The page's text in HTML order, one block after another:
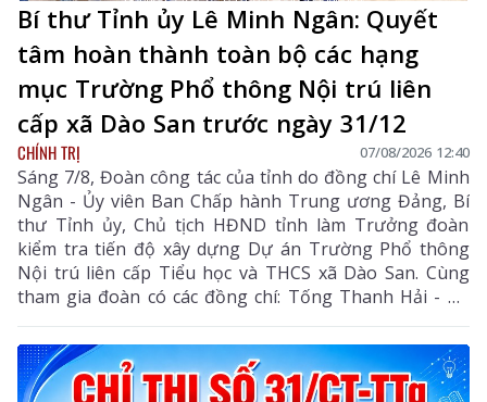
Bí thư Tỉnh ủy Lê Minh Ngân: Quyết
tâm hoàn thành toàn bộ các hạng
mục Trường Phổ thông Nội trú liên
cấp xã Dào San trước ngày 31/12
CHÍNH TRỊ 07/08/2026 12:40
Sáng 7/8, Đoàn công tác của tỉnh do đồng chí Lê Minh
Ngân - Ủy viên Ban Chấp hành Trung ương Đảng, Bí
thư Tỉnh ủy, Chủ tịch HĐND tỉnh làm Trưởng đoàn
kiểm tra tiến độ xây dựng Dự án Trường Phổ thông
Nội trú liên cấp Tiểu học và THCS xã Dào San. Cùng
tham gia đoàn có các đồng chí: Tống Thanh Hải - Uỷ
viên Ban Thường vụ Tỉnh ủy, Phó Chủ tịch Thường
trực UBND tỉnh; Lê Đức Dục - Ủy viên Ban Thường vụ,
Trưởng Ban Tuyên giáo và Dân vận Tỉnh ủy; lãnh đạo
một số sở, ngành liên quan và xã Dào San.